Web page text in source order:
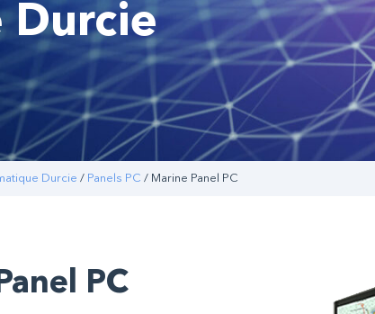
Durcie / Panels PC / Marine Panel PC
PC